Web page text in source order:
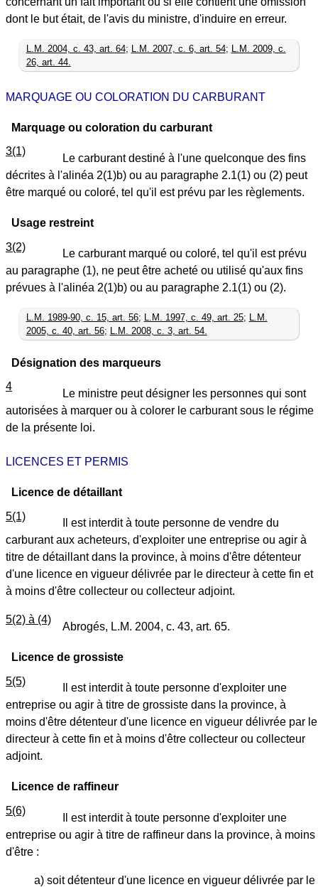
dont le but était, de l'avis du ministre, d'induire en erreur.
L.M. 2004, c. 43, art. 64; L.M. 2007, c. 6, art. 54; L.M. 2009, c.
26, art. 44.
MARQUAGE OU COLORATION DU CARBURANT
Marquage ou coloration du carburant
3(1)
Le carburant destiné à l'une quelconque des fins
décrites à l'alinéa 2(1)b) ou au paragraphe 2.1(1) ou (2) peut
être marqué ou coloré, tel qu'il est prévu par les règlements.
Usage restreint
3(2)
Le carburant marqué ou coloré, tel qu'il est prévu
au paragraphe (1), ne peut être acheté ou utilisé qu'aux fins
prévues à l'alinéa 2(1)b) ou au paragraphe 2.1(1) ou (2).
L.M. 1989-90, c. 15, art. 56; L.M. 1997, c. 49, art. 25; L.M.
2005, c. 40, art. 56; L.M. 2008, c. 3, art. 54.
Désignation des marqueurs
4
Le ministre peut désigner les personnes qui sont
autorisées à marquer ou à colorer le carburant sous le régime
de la présente loi.
LICENCES ET PERMIS
Licence de détaillant
5(1)
Il est interdit à toute personne de vendre du
carburant aux acheteurs, d'exploiter une entreprise ou agir à
titre de détaillant dans la province, à moins d'être détenteur
d'une licence en vigueur délivrée par le directeur à cette fin et
à moins d'être collecteur ou collecteur adjoint.
5(2) à (4)
Abrogés, L.M. 2004, c. 43, art. 65.
Licence de grossiste
5(5)
Il est interdit à toute personne d'exploiter une
entreprise ou agir à titre de grossiste dans la province, à
moins d'être détenteur d'une licence en vigueur délivrée par le
directeur à cette fin et à moins d'être collecteur ou collecteur
adjoint.
Licence de raffineur
5(6)
Il est interdit à toute personne d'exploiter une
entreprise ou agir à titre de raffineur dans la province, à moins
d'être :
a) soit détenteur d'une licence en vigueur délivrée par le